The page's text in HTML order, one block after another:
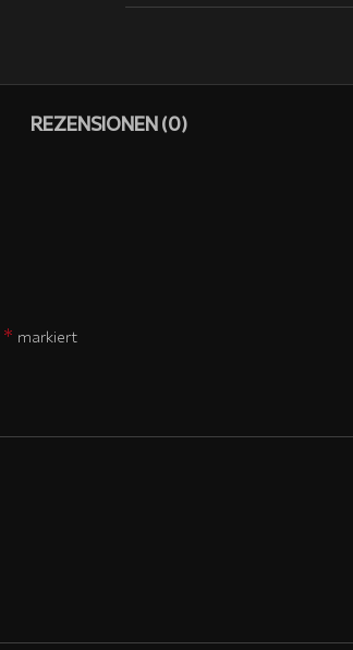
REZENSIONEN (0)
* markiert